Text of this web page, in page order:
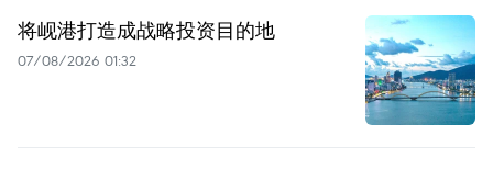
将岘港打造成战略投资目的地
07/08/2026 01:32